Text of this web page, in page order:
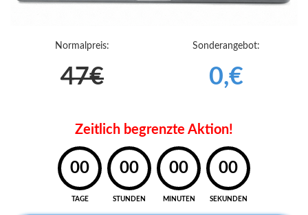
Normalpreis:
47€
Sonderangebot:
0,€
Zeitlich begrenzte Aktion!
00
TAGE
00
STUNDEN
00
MINUTEN
00
SEKUNDEN